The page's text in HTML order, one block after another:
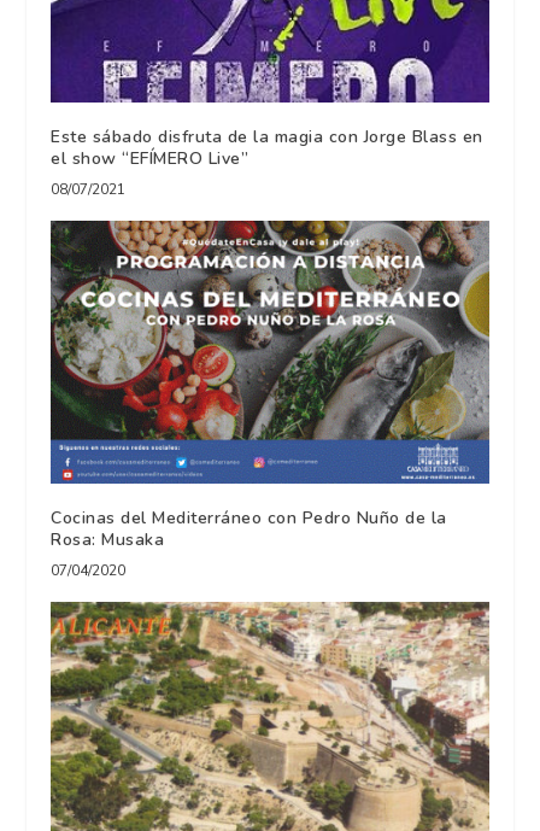
Este sábado disfruta de la magia con Jorge Blass en
el show “EFÍMERO Live”
08/07/2021
Cocinas del Mediterráneo con Pedro Nuño de la
Rosa: Musaka
07/04/2020